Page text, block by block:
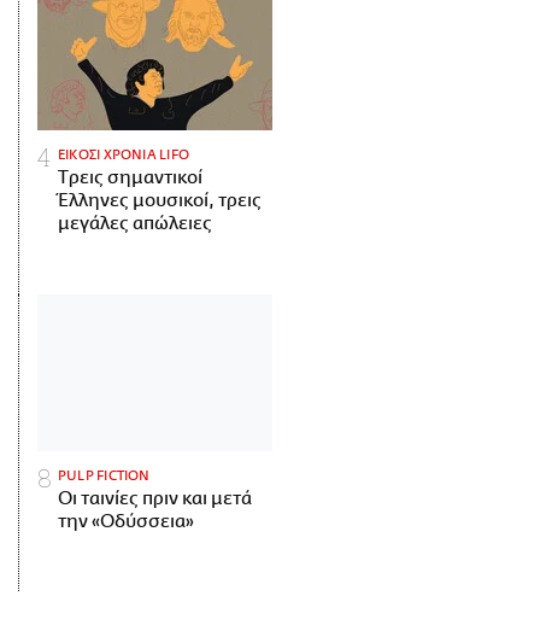
ΕΙΚΟΣΙ ΧΡΟΝΙΑ LIFO
Tρεις σημαντικοί
Έλληνες μουσικοί, τρεις
μεγάλες απώλειες
PULP FICTION
Οι ταινίες πριν και μετά
την «Οδύσσεια»